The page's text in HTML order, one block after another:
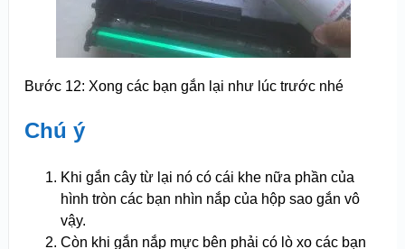
Bước 12: Xong các bạn gắn lại như lúc trước nhé
Chú ý
Khi gắn cây từ lại nó có cái khe nữa phần của
hình tròn các bạn nhìn nắp của hộp sao gắn vô
vậy.
Còn khi gắn nắp mực bên phải có lò xo các bạn